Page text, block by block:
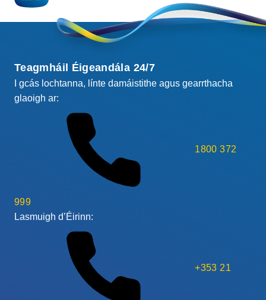
Teagmháil Éigeandála 24/7
I gcás lochtanna, línte damáistithe agus gearrthacha
glaoigh ar:
1800 372
999
Lasmuigh d’Éirinn:
+353 21